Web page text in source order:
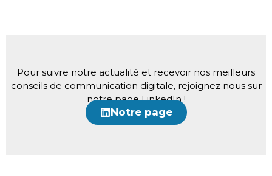
Pour suivre notre actualité et recevoir nos meilleurs
conseils de communication digitale, rejoignez nous sur
notre page LinkedIn !
Notre page